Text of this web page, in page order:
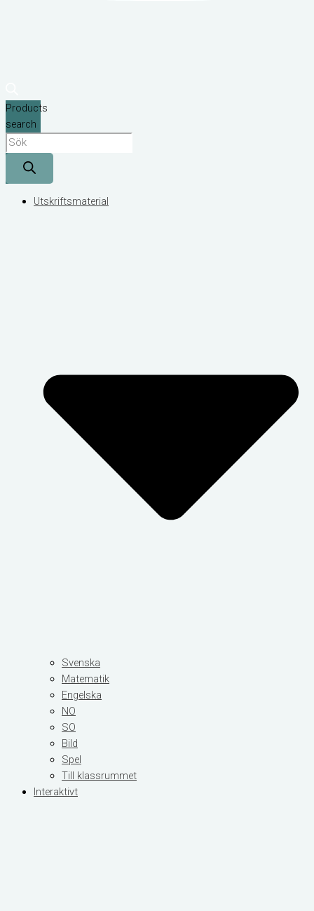
Products
search
Utskriftsmaterial
Svenska
Matematik
Engelska
NO
SO
Bild
Spel
Till klassrummet
Interaktivt